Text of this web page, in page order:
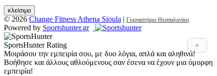
κλείσιμο
© 2026 Change Fitness Athena Sioula Γυμναστήριο Θεσσαλονίκη
Powered by Sportshunter.gr
×
SportsHunter Rating
Μοιράσου την εμπειρία σου, με δυο λόγια, απλά και αληθινά!
Βοήθησε και άλλους αθλούμενους σαν έσενα να έχουν μια όμορφη
εμπειρία!